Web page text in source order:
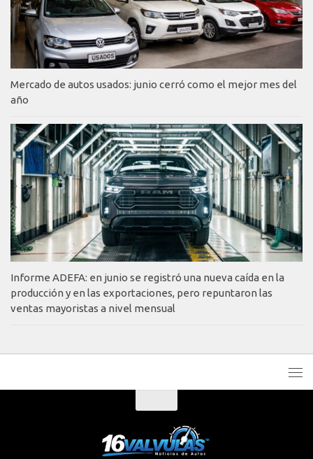
Mercado de autos usados: junio cerró como el mejor mes del
año
Informe ADEFA: en junio se registró una nueva caída en la
producción y en las exportaciones, pero repuntaron las
ventas mayoristas a nivel mensual